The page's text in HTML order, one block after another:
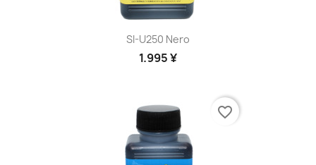
SI-U250 Nero
1.995 ¥
favorite_border